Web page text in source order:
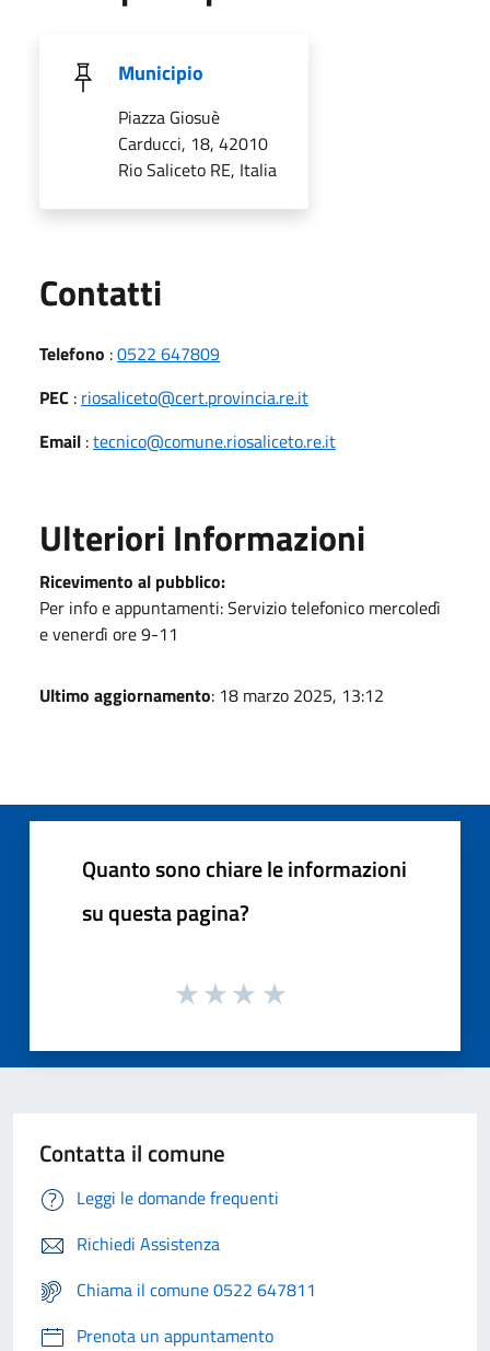
Municipio
Piazza Giosuè
Carducci, 18, 42010
Rio Saliceto RE, Italia
Contatti
Telefono :0522 647809
PEC : riosaliceto@cert.provincia.re.it
Email :tecnico@comune.riosaliceto.re.it
Ulteriori Informazioni
Ricevimento al pubblico:
Per info e appuntamenti: Servizio telefonico mercoledì
e venerdì ore 9-11
Ultimo aggiornamento: 18 marzo 2025, 13:12
Quanto sono chiare le informazioni
su questa pagina?
Contatta il comune
Leggi le domande frequenti
Richiedi Assistenza
Chiama il comune 0522 647811
Prenota un appuntamento